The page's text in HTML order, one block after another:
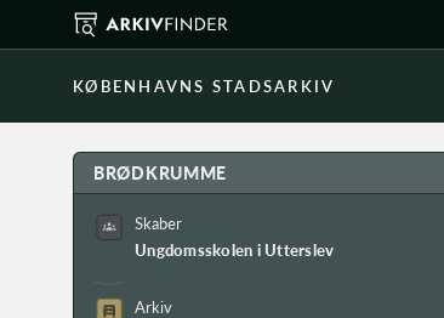
KØBENHAVNS STADSARKIV
BRØDKRUMME
Skaber
Ungdomsskolen i Utterslev
Arkiv